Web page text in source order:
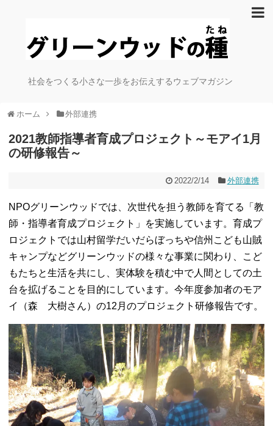
社会をつくる小さな一歩をお伝えするウェブマガジン
ホーム 外部連携
2021教師指導者育成プロジェクト～モアイ1月
の研修報告～
2022/2/14 外部連携
NPOグリーンウッドでは、次世代を担う教師を育てる「教
師・指導者育成プロジェクト」を実施しています。育成プ
ロジェクトでは山村留学だいだらぼっちや信州こども山賊
キャンプなどグリーンウッドの様々な事業に関わり、こど
もたちと生活を共にし、実体験を積む中で人間としての土
台を拡げることを目的にしています。今年度参加者のモア
イ（森 大樹さん）の12月のプロジェクト研修報告です。